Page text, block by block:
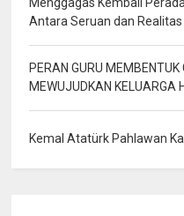
Antara Seruan dan Realitas
PERAN GURU MEMBENTUK
MEWUJUDKAN KELUARGA
Kemal Atatürk Pahlawan